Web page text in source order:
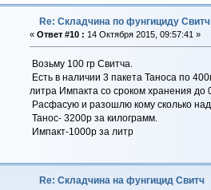
Re: Складчина по фунгициду Свитч
« Ответ #10 : 14 Октября 2015, 09:57:41 »
Возьму 100 гр Свитча.
Есть в наличии 3 пакета Таноса по
литра Импакта со сроком хранения до
Расфасую и разошлю кому сколько
Танос- 3200р за килограмм.
Импакт-1000р за литр
Re: Складчина на фунгицид Свитч